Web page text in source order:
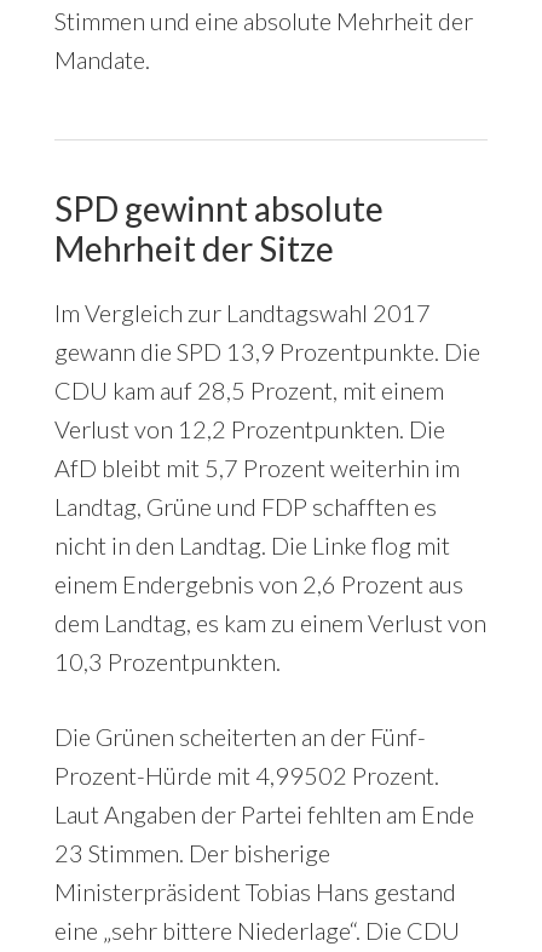
Stimmen und eine absolute Mehrheit der
Mandate.
SPD gewinnt absolute
Mehrheit der Sitze
Im Vergleich zur Landtagswahl 2017
gewann die SPD 13,9 Prozentpunkte. Die
CDU kam auf 28,5 Prozent, mit einem
Verlust von 12,2 Prozentpunkten. Die
AfD bleibt mit 5,7 Prozent weiterhin im
Landtag, Grüne und FDP schafften es
nicht in den Landtag. Die Linke flog mit
einem Endergebnis von 2,6 Prozent aus
dem Landtag, es kam zu einem Verlust von
10,3 Prozentpunkten.
Die Grünen scheiterten an der Fünf-
Prozent-Hürde mit 4,99502 Prozent.
Laut Angaben der Partei fehlten am Ende
23 Stimmen. Der bisherige
Ministerpräsident Tobias Hans gestand
eine „sehr bittere Niederlage“. Die CDU